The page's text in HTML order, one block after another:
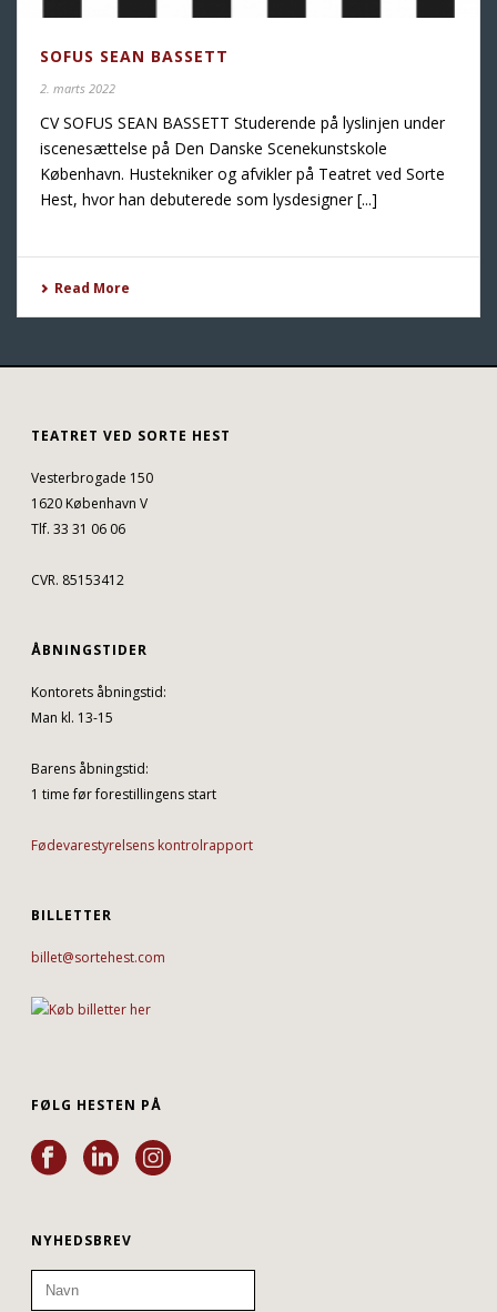
SOFUS SEAN BASSETT
2. marts 2022
CV SOFUS SEAN BASSETT Studerende på lyslinjen under
iscenesættelse på Den Danske Scenekunstskole
København. Hustekniker og afvikler på Teatret ved Sorte
Hest, hvor han debuterede som lysdesigner [...]
Read More
TEATRET VED SORTE HEST
Vesterbrogade 150
1620 København V
Tlf. 33 31 06 06
CVR. 85153412
ÅBNINGSTIDER
Kontorets åbningstid:
Man kl. 13-15
Barens åbningstid:
1 time før forestillingens start
Fødevarestyrelsens kontrolrapport
BILLETTER
billet@sortehest.com
FØLG HESTEN PÅ
NYHEDSBREV